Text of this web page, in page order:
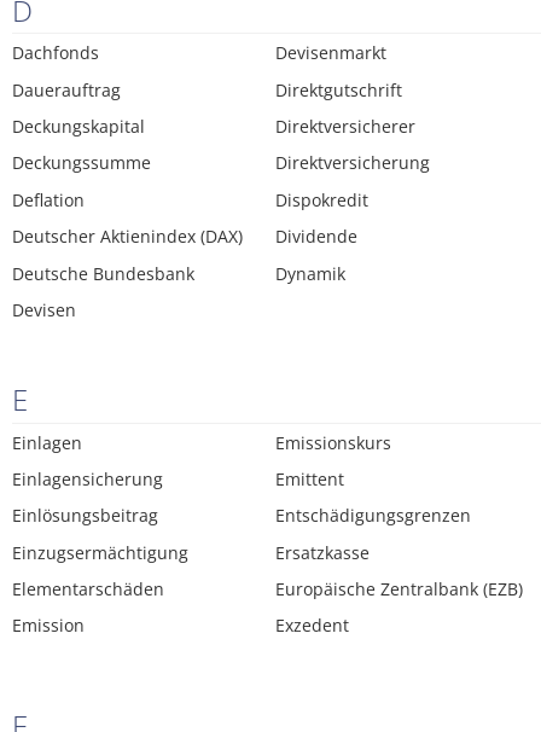
D
Dachfonds
Dauerauftrag
Deckungskapital
Deckungssumme
Deflation
Deutscher Aktienindex (DAX)
Deutsche Bundesbank
Devisen
Devisenmarkt
Direktgutschrift
Direktversicherer
Direktversicherung
Dispokredit
Dividende
Dynamik
E
Einlagen
Einlagensicherung
Einlösungsbeitrag
Einzugsermächtigung
Elementarschäden
Emission
Emissionskurs
Emittent
Entschädigungsgrenzen
Ersatzkasse
Europäische Zentralbank (EZB)
Exzedent